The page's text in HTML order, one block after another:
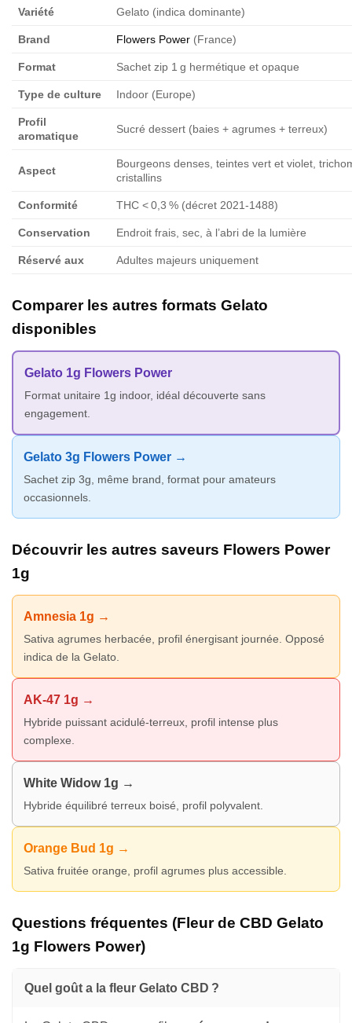
Variété Gelato (indica dominante)
Brand Flowers Power (France)
Format Sachet zip 1 g hermétique et opaque
Type de culture Indoor (Europe)
Profil
aromatique
Sucré dessert (baies + agrumes + terreux)
Aspect
Bourgeons denses, teintes vert et violet,
cristallins
Conformité THC < 0,3 % (décret 2021-1488)
Conservation Endroit frais, sec, à l’abri de la lumière
Réservé aux Adultes majeurs uniquement
Comparer les autres formats Gelato
disponibles
Gelato 1g Flowers Power
Format unitaire 1g indoor, idéal découverte sans
engagement.
Gelato 3g Flowers Power →
Sachet zip 3g, même brand, format pour amateurs
occasionnels.
Découvrir les autres saveurs Flowers Power
1g
Amnesia 1g →
Sativa agrumes herbacée, profil énergisant journée. Opposé
indica de la Gelato.
AK-47 1g →
Hybride puissant acidulé-terreux, profil intense plus
complexe.
White Widow 1g →
Hybride équilibré terreux boisé, profil polyvalent.
Orange Bud 1g →
Sativa fruitée orange, profil agrumes plus accessible.
Questions fréquentes (Fleur de CBD Gelato
1g Flowers Power)
Quel goût a la fleur Gelato CBD ?